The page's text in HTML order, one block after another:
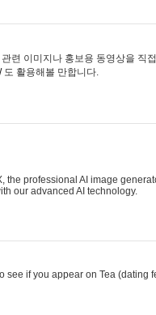
련 이미지나 홍보용 동영상을 직
도 활용해볼 만합니다.
professional AI image
our advanced AI technology.
if you appear on Tea (dating